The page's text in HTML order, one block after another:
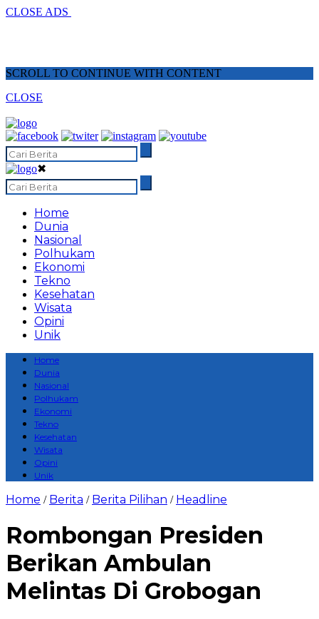
CLOSE ADS
SCROLL TO CONTINUE WITH CONTENT
CLOSE
✖
Home
Dunia
Nasional
Polhukam
Ekonomi
Tekno
Kesehatan
Wisata
Opini
Unik
Home
Dunia
Nasional
Polhukam
Ekonomi
Tekno
Kesehatan
Wisata
Opini
Unik
Home / Berita / Berita Pilihan / Headline
Rombongan Presiden
Berikan Ambulan
Melintas Di Grobogan